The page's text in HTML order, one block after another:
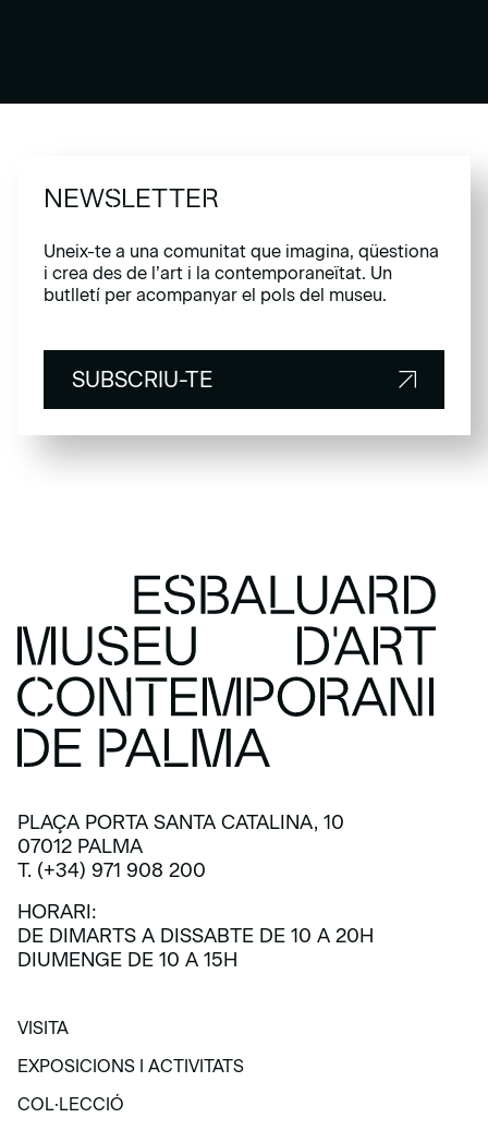
NEWSLETTER
Uneix-te a una comunitat que imagina, qüestiona
i crea des de l’art i la contemporaneïtat. Un
butlletí per acompanyar el pols del museu.
SUBSCRIU-TE
SUBSCRIU-TE
PLAÇA PORTA SANTA CATALINA, 10
07012 PALMA
T. (+34) 971 908 200
HORARI:
DE DIMARTS A DISSABTE DE 10 A 20H
DIUMENGE DE 10 A 15H
VISITA
EXPOSICIONS I ACTIVITATS
EXPOSICIONS I ACTIVITATS
COL·LECCIÓ